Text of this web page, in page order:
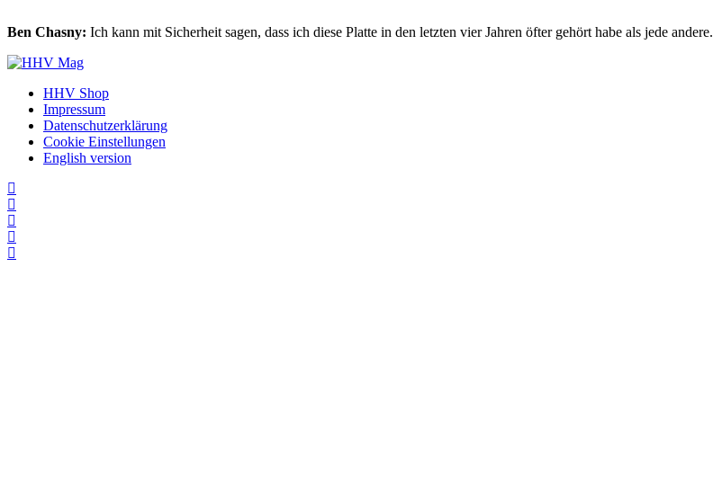
Ben Chasny: Ich kann mit Sicherheit sagen, dass ich diese Platte in den letzten vier Jahren öfter gehört habe als jede andere.
HHV Shop
Impressum
Datenschutzerklärung
Cookie Einstellungen
English version